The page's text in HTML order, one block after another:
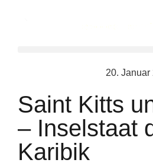
20. Januar
Saint Kitts
– Inselstaat
Karibik